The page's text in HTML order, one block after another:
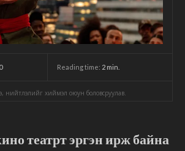
Reading time: 2 min.
нийтлэлийг хиймэл оюун боловсруулав.
театрт эргэн ирж байна